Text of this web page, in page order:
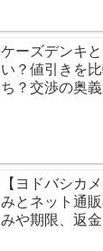
ケーズデンキ
い？値引きを
ち？交渉の奥
【ヨドバシカ
みとネット通
みや期限、返